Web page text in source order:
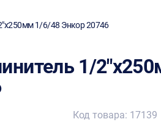
1/6/48 Энкор 20746
1/
Код товара: 17139